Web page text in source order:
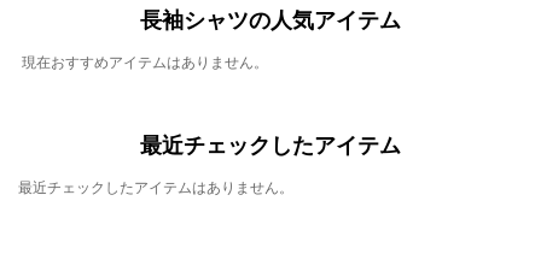
長袖シャツの人気アイテム
現在おすすめアイテムはありません。
最近チェックしたアイテム
最近チェックしたアイテムはありません。